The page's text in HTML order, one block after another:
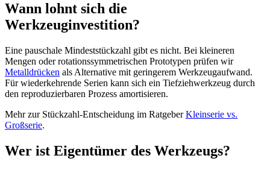
Wann lohnt sich die
Werkzeuginvestition?
Eine pauschale Mindeststückzahl gibt es nicht. Bei kleineren
Mengen oder rotationssymmetrischen Prototypen prüfen wir
Metalldrücken als Alternative mit geringerem Werkzeugaufwand.
Für wiederkehrende Serien kann sich ein Tiefziehwerkzeug durch
den reproduzierbaren Prozess amortisieren.
Mehr zur Stückzahl-Entscheidung im RatgeberKleinserie vs.
Großserie.
Wer ist Eigentümer des Werkzeugs?